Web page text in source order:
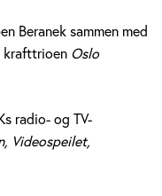
Beranek sammen med
krafttrioen Oslo
radio- og TV-
Videospeilet,